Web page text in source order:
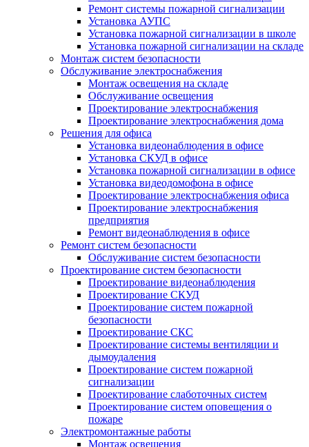
Ремонт системы пожарной сигнализации
Установка АУПС
Установка пожарной сигнализации в школе
Установка пожарной сигнализации на складе
Монтаж систем безопасности
Обслуживание электроснабжения
Монтаж освещения на складе
Обслуживание освещения
Проектирование электроснабжения
Проектирование электроснабжения дома
Решения для офиса
Установка видеонаблюдения в офисе
Установка СКУД в офисе
Установка пожарной сигнализации в офисе
Установка видеодомофона в офисе
Проектирование электроснабжения офиса
Проектирование электроснабжения
предприятия
Ремонт видеонаблюдения в офисе
Ремонт систем безопасности
Обслуживание систем безопасности
Проектирование систем безопасности
Проектирование видеонаблюдения
Проектирование СКУД
Проектирование систем пожарной
безопасности
Проектирование СКС
Проектирование системы вентиляции и
дымоудаления
Проектирование систем пожарной
сигнализации
Проектирование слаботочных систем
Проектирование систем оповещения о
пожаре
Электромонтажные работы
Монтаж освещения